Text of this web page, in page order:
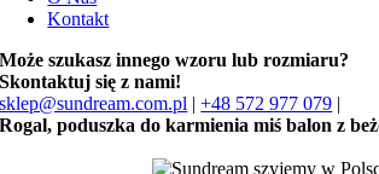
Kontakt
Może szukasz innego wzoru lub rozmiaru?
Skontaktuj się z nami!
sklep@sundream.com.pl |+48 572 977 079 |
Rogal, poduszka do karmienia miś balon z